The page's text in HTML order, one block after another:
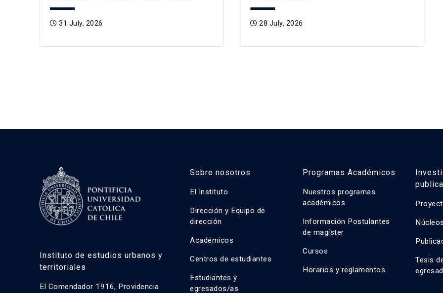
31 July, 2026 28 July, 2026
Instituto de estudios urbanos y
territoriales
El Comendador 1916, Providencia
Sobre nosotros
El Instituto
Dirección y Equipo de
dirección
Académicos
Centros de estudiantes
Estudiantes y
egresados/as
Programas Académicos
Nuestros programas
académicos
Información Postulantes
de magíster
Cursos
Horarios y reglamentos
Tesis